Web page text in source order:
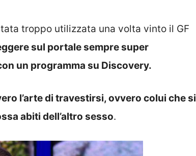
troppo utilizzata una volta vinto il GF
sul portale sempre super
un programma su Discovery.
l’arte di travestirsi, ovvero colui che si
abiti dell’altro sesso.